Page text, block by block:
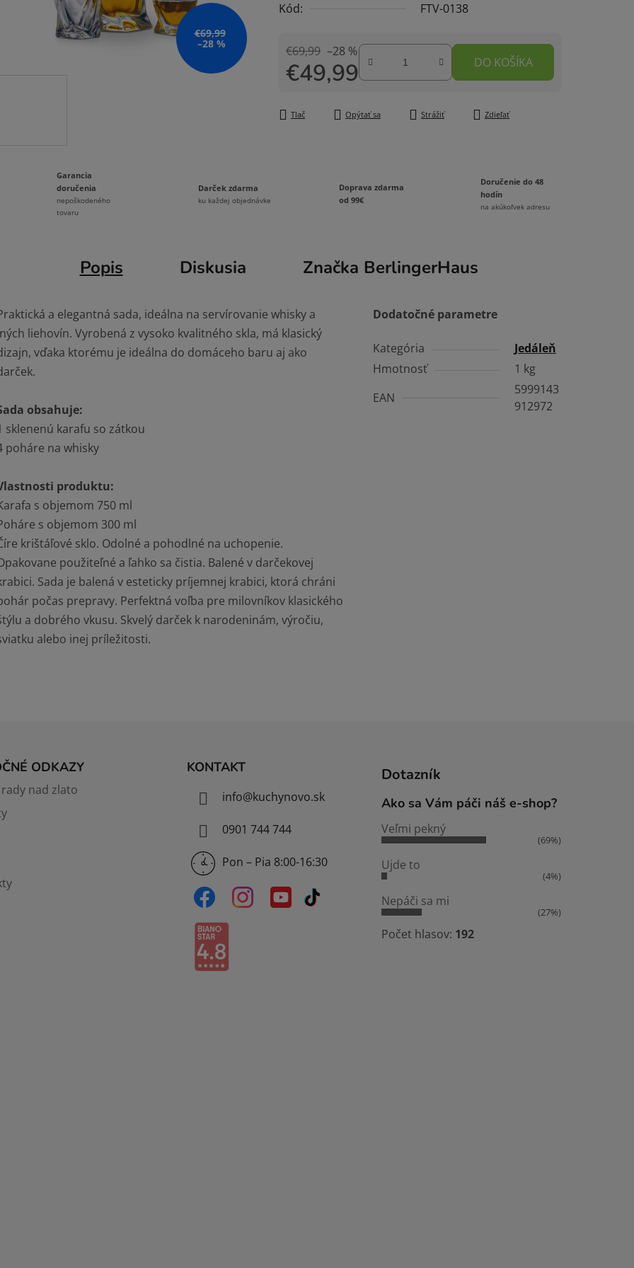
0,0
hviezdičiek.
Kód:
FTV-0138
€69,99 –28 %
€49,99 DO KOŠÍKA
Tlač Opýtať sa Strážiť Zdieľať
€69,99
–28 %
Garancia
doručenia
nepoškodeného
tovaru
Darček zdarma
ku každej objednávke
Doprava zdarma
od 99€
Doručenie do 48
hodín
na akúkoľvek adresu
Popis Diskusia Značka BerlingerHaus
a elegantná sada, ideálna na servírovanie whisky a
liehovín. Vyrobená z vysoko kvalitného skla, má klasický
vďaka ktorému je ideálna do domáceho baru aj ako
obsahuje:
sklenenú karafu so zátkou
poháre na whisky
produktu:
s objemom 750 ml
s objemom 300 ml
krištáľové sklo. Odolné a pohodlné na uchopenie.
použiteľné a ľahko sa čistia. Balené v darčekovej
Sada je balená v esteticky príjemnej krabici, ktorá chráni
počas prepravy. Perfektná voľba pre milovníkov klasického
a dobrého vkusu. Skvelý darček k narodeninám, výročiu,
alebo inej príležitosti.
Dodatočné parametre
Kategória
Jedáleň
Hmotnosť
1 kg
EAN
5999143
912972
ODKAZY
nad zlato
KONTAKT
info@kuchynovo.sk
0901 744 744
Pon – Pia 8:00-16:30
Dotazník
Ako sa Vám páči náš e-shop?
Veľmi pekný
(69%)
Ujde to
(4%)
Nepáči sa mi
(27%)
Počet hlasov: 192